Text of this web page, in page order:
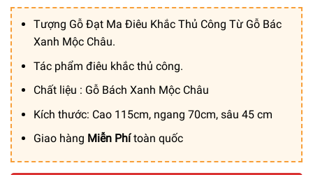
Tượng Gỗ Đạt Ma Điêu Khắc Thủ Công Từ Gỗ Bác
Xanh Mộc Châu.
Tác phẩm điêu khắc thủ công.
Chất liệu : Gỗ Bách Xanh Mộc Châu
Kích thước: Cao 115cm, ngang 70cm, sâu 45 cm
Giao hàng Miễn Phítoàn quốc